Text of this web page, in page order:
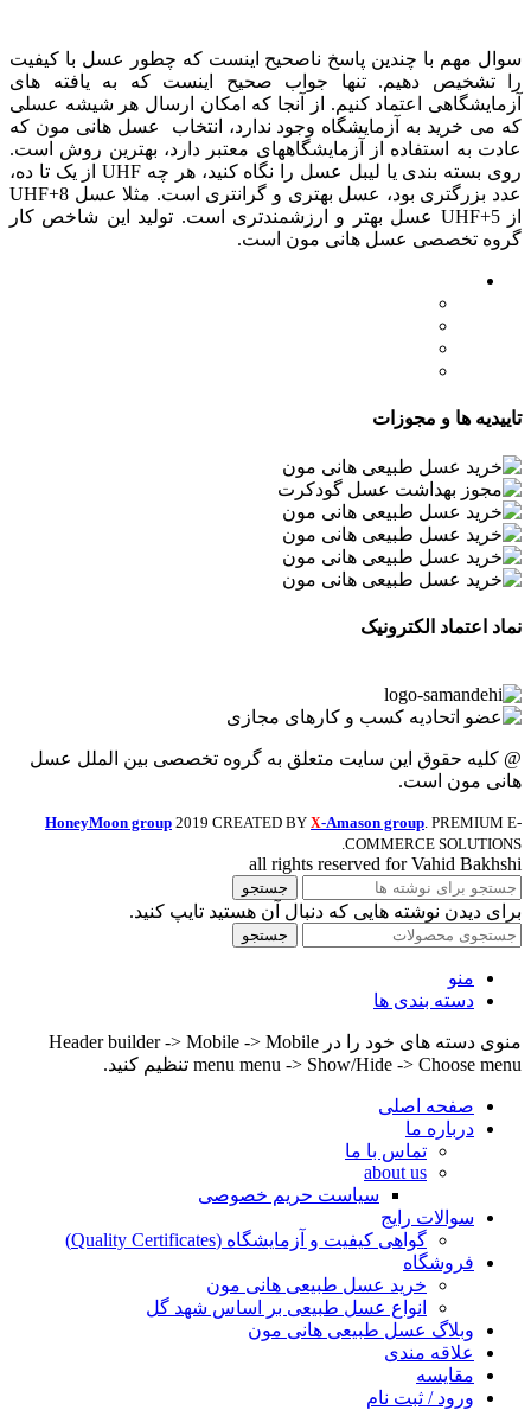
سوال مهم با چندین پاسخ ناصحیح اینست که چطور عسل با کیفیت
را تشخیص دهیم. تنها جواب صحیح اینست که به یافته های
آزمایشگاهی اعتماد کنیم. از آنجا که امکان ارسال هر شیشه عسلی
که می خرید به آزمایشگاه وجود ندارد، انتخاب عسل هانی مون که
عادت به استفاده از آزمایشگاههای معتبر دارد، بهترین روش است.
روی بسته بندی یا لیبل عسل را نگاه کنید، هر چه UHF از یک تا ده،
عدد بزرگتری بود، عسل بهتری و گرانتری است. مثلا عسل UHF+8
از UHF+5 عسل بهتر و ارزشمندتری است. تولید این شاخص کار
گروه تخصصی عسل هانی مون است.
تاییدیه ها و مجوزات
نماد اعتماد الکترونیک
@ کلیه حقوق این سایت متعلق به گروه تخصصی بین الملل عسل
هانی مون است.
HoneyMoon group 2019 CREATED BY X-Amason group. PREMIUM E-
COMMERCE SOLUTIONS.
all rights reserved for Vahid Bakhshi
جستجو
برای دیدن نوشته هایی که دنبال آن هستید تایپ کنید.
جستجو
منو
دسته بندی ها
منوی دسته های خود را در Header builder -> Mobile -> Mobile
menu menu -> Show/Hide -> Choose menu تنظیم کنید.
صفحه اصلی
درباره ما
تماس با ما
about us
سیاست حریم خصوصی
سوالات رایج
گواهی کیفیت و آزمایشگاه (Quality Certificates)
فروشگاه
خرید عسل طبیعی هانی مون
انواع عسل طبیعی بر اساس شهد گل
وبلاگ عسل طبیعی هانی مون
علاقه مندی
مقایسه
ورود / ثبت نام